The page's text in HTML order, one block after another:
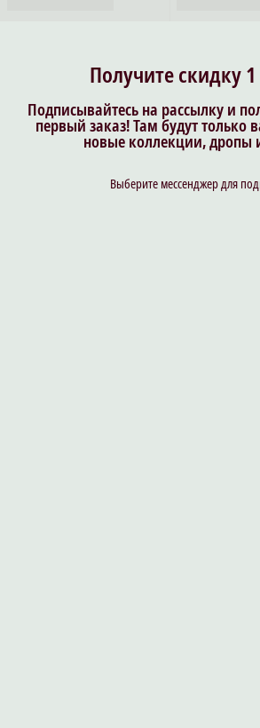
Получите скидку
Подписывайтесь на рассылку и
первый заказ! Там будут только
новые коллекции, дропы
Выберите мессенджер для